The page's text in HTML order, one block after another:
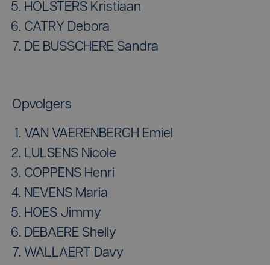
HOLSTERS Kristiaan
CATRY Debora
DE BUSSCHERE Sandra
Opvolgers
VAN VAERENBERGH Emiel
LULSENS Nicole
COPPENS Henri
NEVENS Maria
HOES Jimmy
DEBAERE Shelly
WALLAERT Davy